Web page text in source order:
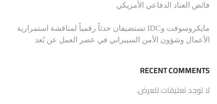
فائض العتاد الدفاعي الأمريكي
مايكروسوفت وIDC تستضيفان حدثاً رقمياً لمناقشة استمرارية
الأعمال وشؤون الأمن السيبراني في عصر العمل عن بُعد
RECENT COMMENTS
لا توجد تعليقات للعرض.